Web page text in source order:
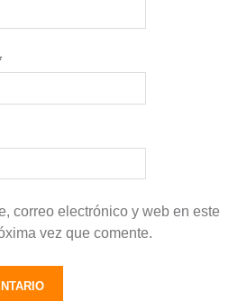
correo electrónico y web en este
vez que comente.